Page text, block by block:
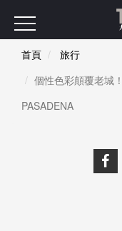
首頁
旅行
個性色彩顛覆老城
PASADENA